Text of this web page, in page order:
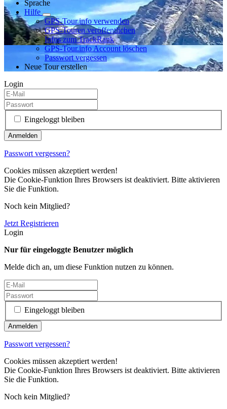
Sprache
Hilfe
GPS-Tour.info verwenden
GPS-Touren veröffentlichen
Infos zum TrackRank
GPS-Tour.info Account löschen
Passwort vergessen
Neue Tour erstellen
Login
Eingeloggt bleiben
Passwort vergessen?
Cookies müssen akzeptiert werden!
Die Cookie-Funktion Ihres Browsers ist deaktiviert. Bitte aktivieren
Sie die Funktion.
Noch kein Mitglied?
Jetzt Registrieren
Login
Nur für eingeloggte Benutzer möglich
Melde dich an, um diese Funktion nutzen zu können.
Eingeloggt bleiben
Passwort vergessen?
Cookies müssen akzeptiert werden!
Die Cookie-Funktion Ihres Browsers ist deaktiviert. Bitte aktivieren
Sie die Funktion.
Noch kein Mitglied?